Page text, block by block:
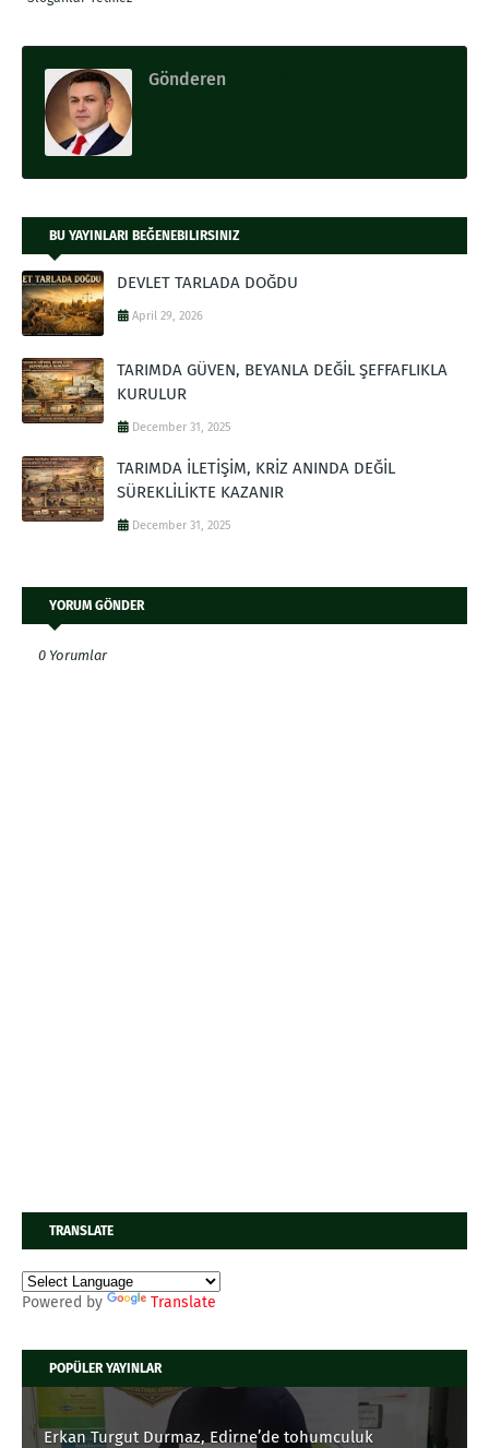
Gönderen
BU YAYINLARI BEĞENEBILIRSINIZ
DEVLET TARLADA DOĞDU
April 29, 2026
TARIMDA GÜVEN, BEYANLA DEĞİL ŞEFFAFLIKLA
KURULUR
December 31, 2025
TARIMDA İLETİŞİM, KRİZ ANINDA DEĞİL
SÜREKLİLİKTE KAZANIR
December 31, 2025
YORUM GÖNDER
0 Yorumlar
TRANSLATE
Powered by Translate
POPÜLER YAYINLAR
Erkan Turgut Durmaz, Edirne’de tohumculuk